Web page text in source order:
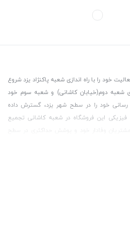
پالادیوم از سال 1397 فعالیت خود را با راه اندازی شعبه پاکنژاد یزد شروع
شعبه دوم(خیابان کاشانی) و شعبه سوم خود
خود را در سطح شهر یزد، گسترش داده
این فروشگاه در شعبه کاشانی تجمیع
وفادار خود و پوشش حداکثری در سطح
فروشگاه اینترنتی پالامی را راه اندازی
پالامی فراهم نمودن یک خرید اینترنتی
و دارای قیمت مناسب می باشد که مشتری
خود را سفارش داده و در زمان مورد نظر خود
تطابق سفارش و کالای تحویل شده ضمانت
درخشان در فروش حضوری و جذب مشتریان و
و خصوصی از افتخارات این مجموعه می باشد.